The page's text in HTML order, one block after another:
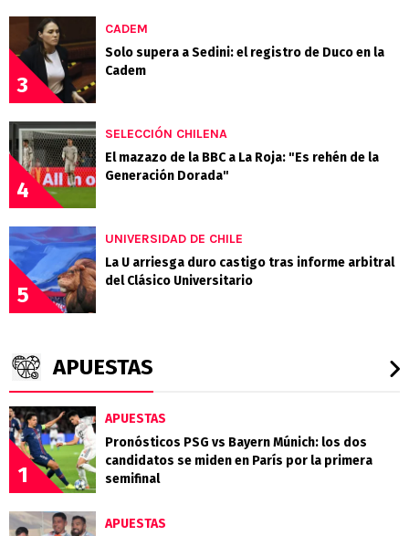
3
CADEM
Solo supera a Sedini: el registro de Duco en la
Cadem
4
SELECCIÓN CHILENA
El mazazo de la BBC a La Roja: "Es rehén de la
Generación Dorada"
5
UNIVERSIDAD DE CHILE
La U arriesga duro castigo tras informe arbitral
del Clásico Universitario
APUESTAS
1
APUESTAS
Pronósticos PSG vs Bayern Múnich: los dos
candidatos se miden en París por la primera
semifinal
APUESTAS